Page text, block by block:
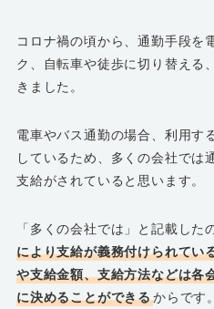
コロナ禍の頃から、通勤手段を
ク、自転車や徒歩に切り替える
きました。
電車やバス通勤の場合、利用す
しているため、多くの会社では
支給がされていると思います。
「多くの会社では」と記載した
により支給が義務付けられてい
や支給金額、支給方法などは各
に決めることができるからです。